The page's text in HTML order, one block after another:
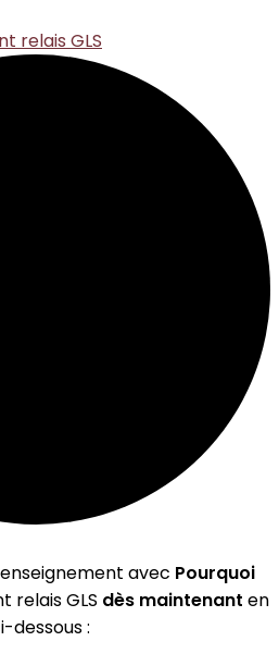
relais GLS
avec Pourquoi
relais GLS dès maintenant en
dessous :